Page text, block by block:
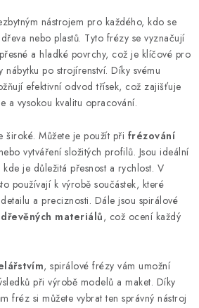
nástrojem pro každého, kdo se
nebo plastů. Tyto frézy se vyznačují
a hladké povrchy, což je klíčové pro
po strojírenství. Díky svému
efektivní odvod třísek, což zajišťuje
a vysokou kvalitu opracování.
široké. Můžete je použít při frézování
vytváření složitých profilů. Jsou ideální
kde je důležitá přesnost a rychlost. V
používají k výrobě součástek, které
a preciznosti. Dále jsou spirálové
materiálů, což ocení každý
, spirálové frézy vám umožní
při výrobě modelů a maket. Díky
fréz si můžete vybrat ten správný nástroj